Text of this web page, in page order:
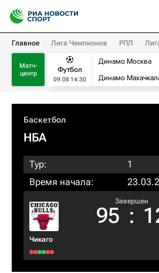
Главное Лига Чемпионов РПЛ
Матч-
центр
Футбол
09.08 14:30
Динамо Москва
Динамо
Баскетбол
НБА
Тур:
1
Время начала:
Чикаго
Завершен
95 :